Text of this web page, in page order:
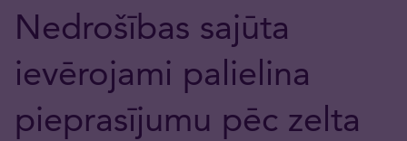
Nedrošības sajūta
ievērojami palielina
pieprasījumu pēc zelta